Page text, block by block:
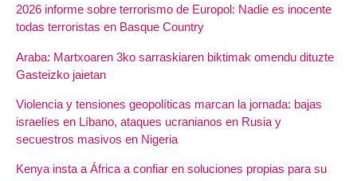
2026 informe sobre terrorismo de Europol: Nadie es inocente
todas terroristas en Basque Country
Araba: Martxoaren 3ko sarraskiaren biktimak omendu dituzte
Gasteizko jaietan
Violencia y tensiones geopolíticas marcan la jornada: bajas
israelíes en Líbano, ataques ucranianos en Rusia y
secuestros masivos en Nigeria
Kenya insta a África a confiar en soluciones propias para su